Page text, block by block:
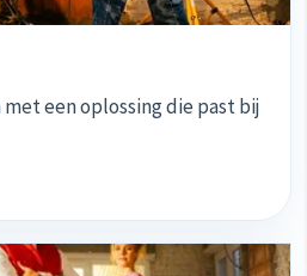
een oplossing die past bij